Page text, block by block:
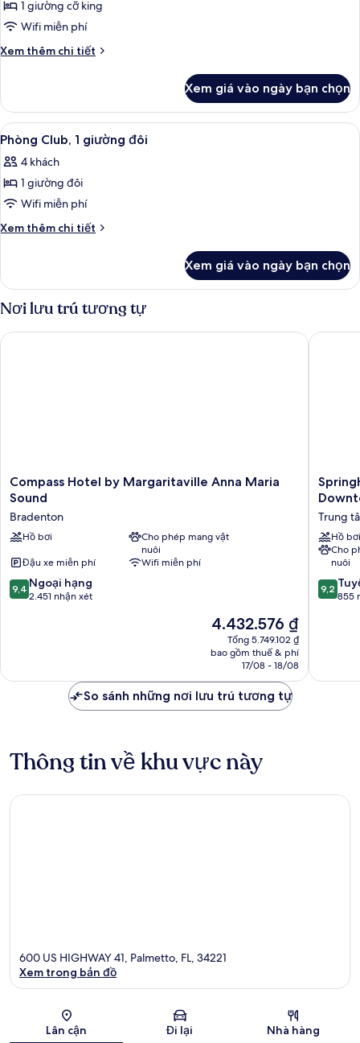
(Hearing
Accessible)
ảnh
Phòng
Club,
cỡ
king
1 giường cỡ king
Wifi miễn phí
Xem thêm chi tiết
Chi
Phòng
Club,
1
giường
cỡ
king
Xem giá vào ngày bạn chọn
Xem
tất
cả
ảnh
Phòng
Club,
đôi
Minibar, két bảo mật tại phòng, bàn
14
Phòng Club, 1 giường đôi
4 khách
1 giường đôi
Wifi miễn phí
Xem thêm chi tiết
Chi
Phòng
1
đôi
Xem giá vào ngày bạn chọn
Nơi lưu trú tương tự
Compass
Hotel
Margaritaville
Anna
Sound
Bradenton
Compass Hotel by Margaritaville Anna Maria
Sound
Bradenton
Hồ bơi
Cho phép mang vật
nuôi
Đậu xe miễn phí
Wifi miễn phí
9.4
trên
xét
9,4 Ngoại hạng
2.451 nhận xét
Giá
hiện
tại
4.432.576 ₫
4.432.576 ₫
Tổng 5.749.102 ₫
bao gồm thuế & phí
17/08 - 18/08
Compass Hotel by Margaritaville Anna Maria Sound
Suites
Marriott
Trung
tâm
Trung
Hồ bơi
Cho
nuôi
9.2
trên
xét
9,2
855
So sánh những nơi lưu trú tương tự
Thông tin về khu vực này
Bản đồ
600 US HIGHWAY 41, Palmetto, FL, 34221
Xem trong bản đồ
Lân cận Đi lại Nhà hàng